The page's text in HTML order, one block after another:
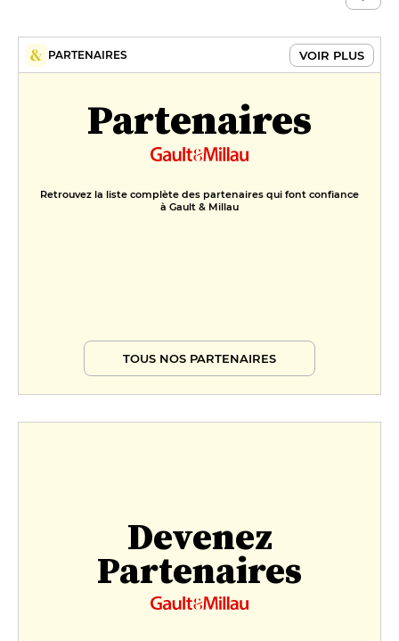
PARTENAIRES VOIR PLUS
Partenaires
Retrouvez la liste complète des partenaires qui font confiance
à Gault & Millau
TOUS NOS PARTENAIRES
Devenez
Partenaires